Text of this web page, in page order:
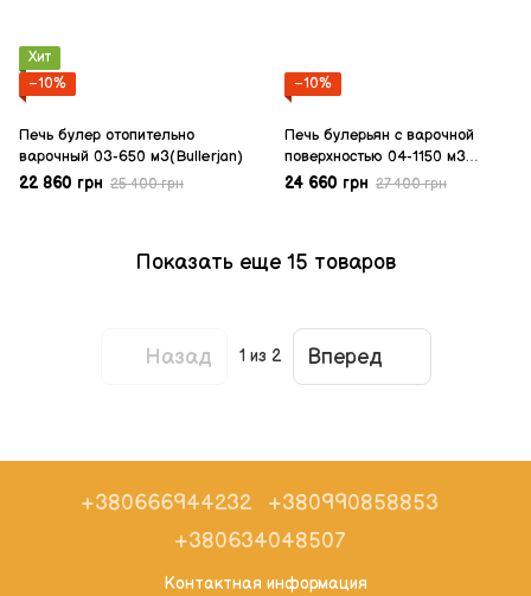
Хит
−10%
Печь булер отопительно
варочный 03-650 м3(Bullerjan)
22 860 грн 25 400 грн
−10%
Печь булерьян с варочной
поверхностью 04-1150 м3
(Bullerjan)
24 660 грн 27 400 грн
Показать еще 15 товаров
Назад 1 из 2 Вперед
+380666944232
+380990858853
+380634048507
Контактная информация